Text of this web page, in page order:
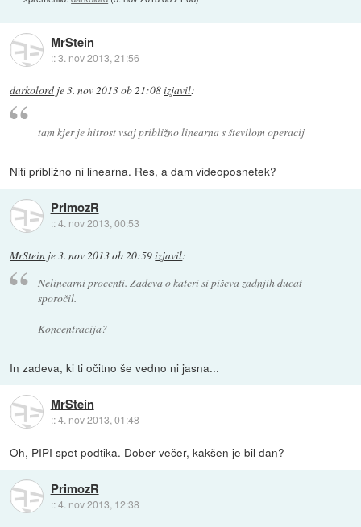
MrStein
::3. nov 2013, 21:56
darkolord je3. nov 2013 ob 21:08izjavil:
tam kjer je hitrost vsaj približno linearna s številom operacij
Niti približno ni linearna. Res, a dam videoposnetek?
PrimozR
::4. nov 2013, 00:53
MrStein je3. nov 2013 ob 20:59izjavil:
Nelinearni procenti. Zadeva o kateri si piševa zadnjih ducat
sporočil.
Koncentracija?
In zadeva, ki ti očitno še vedno ni jasna...
MrStein
::4. nov 2013, 01:48
Oh, PIPI spet podtika. Dober večer, kakšen je bil dan?
PrimozR
::4. nov 2013, 12:38